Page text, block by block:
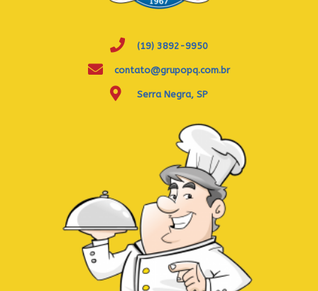
(19) 3892-9950
contato@grupopq.com.br
Serra Negra, SP